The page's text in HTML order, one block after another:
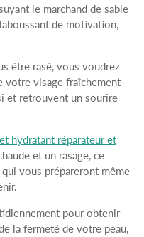
le marchand de sable
de motivation,
être rasé, vous voudrez
votre visage fraîchement
et retrouvent un sourire
hydratant réparateur et
et un rasage, ce
vous prépareront même
pour obtenir
la fermeté de votre peau,